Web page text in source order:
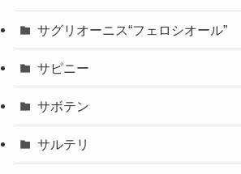
サグリオーニス“フェロシオール”
サピニー
サボテン
サルテリ